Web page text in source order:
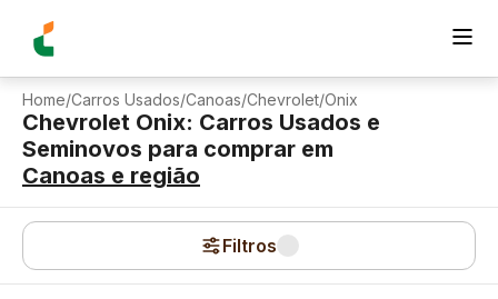
Home/Carros Usados/Canoas/Chevrolet/Onix
Chevrolet Onix: Carros Usados e
Seminovos para comprar em
Canoas e região
Filtros